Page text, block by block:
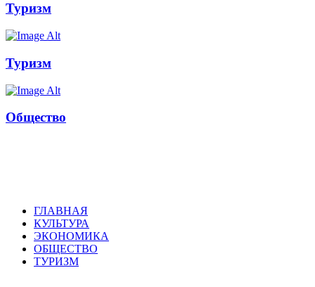
Туризм
Туризм
Общество
ГЛАВНАЯ
КУЛЬТУРА
ЭКОНОМИКА
ОБЩЕСТВО
ТУРИЗМ